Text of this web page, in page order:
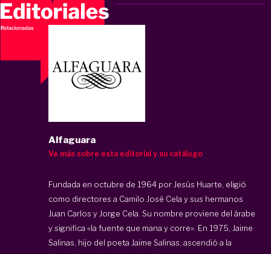
Alfaguara
Ve más sobre esta editorial y su catálogo
Fundada en octubre de 1964 por Jesús Huarte, eligió
como directores a Camilo José Cela y sus hermanos
Juan Carlos y Jorge Cela. Su nombre proviene del árabe
y significa «la fuente que mana y corre». En 1975, Jaime
Salinas, hijo del poeta Jaime Salinas, ascendió a la